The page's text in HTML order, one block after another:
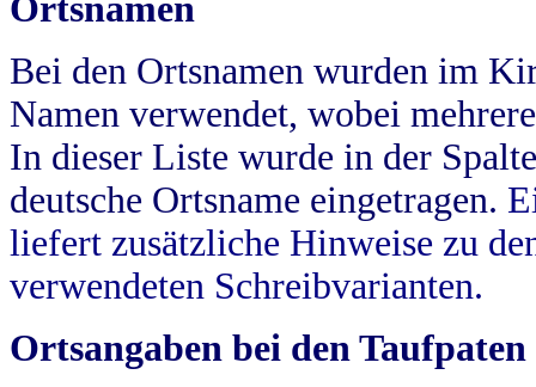
Ortsnamen
Bei den Ortsnamen wurden im
Namen verwendet, wobei
In dieser Liste wurde in der
deutsche Ortsname eingetragen.
liefert zusätzliche Hinweise zu
verwendeten Schreibvarianten.
Ortsangaben bei den Taufpaten